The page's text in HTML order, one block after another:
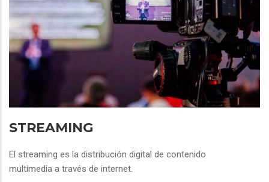
STREAMING
El streaming es la distribución digital de contenido
multimedia a través de internet.